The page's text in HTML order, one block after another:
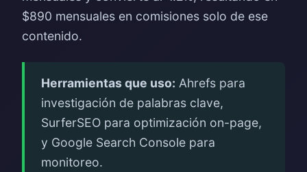
$890 mensuales en comisiones solo de ese
contenido.
Herramientas que uso: Ahrefs para
investigación de palabras clave,
SurferSEO para optimización on-page,
y Google Search Console para
monitoreo.